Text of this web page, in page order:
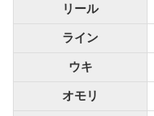
リール
ライン
ウキ
オモリ